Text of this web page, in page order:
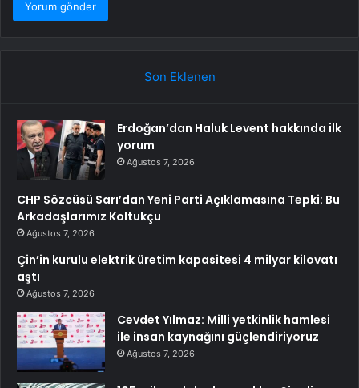
Son Eklenen
Erdoğan’dan Haluk Levent hakkında ilk
yorum
Ağustos 7, 2026
CHP Sözcüsü Sarı’dan Yeni Parti Açıklamasına Tepki: Bu
Arkadaşlarımız Koltukçu
Ağustos 7, 2026
Çin’in kurulu elektrik üretim kapasitesi 4 milyar kilovatı
aştı
Ağustos 7, 2026
Cevdet Yılmaz: Milli yetkinlik hamlesi
ile insan kaynağını güçlendiriyoruz
Ağustos 7, 2026